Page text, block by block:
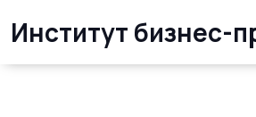
Институт бизнес-